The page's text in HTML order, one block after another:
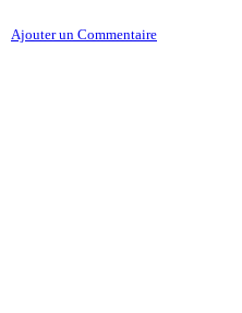
Ajouter un Commentaire